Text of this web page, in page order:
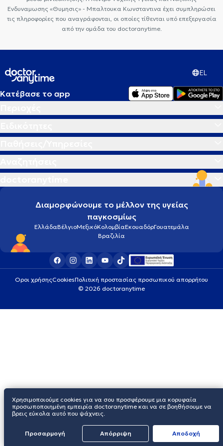
Ενδυναμωσης «Θυμησις» - Μπαλτουκα Κωνσταντινα έχει συμπληρώσει
τις πληροφορίες που αναγράφονται, οι οποίες τίθενται υπό επεξεργασία
από την ομάδα του doctoranytime.
EL
Κατέβασε το app
Διαμορφώνουμε το μέλλον της υγείας
παγκοσμίως
ΕλλάδαΒέλγιοΜεξικόΚολομβίαΕκουαδόρΓουατεμάλα
Βραζιλία
Οροι χρήσηςCookiesΠολιτική προστασίας προσωπικού απορρήτου
© 2026 doctoranytime
Χρησιμοποιούμε cookies για να σου προσφέρουμε μια κορυφαία
προσωποποιημένη εμπειρία doctoranytime και να σε βοηθήσουμε να
βρεις εύκολα αυτό που ψάχνεις.
Προσαρμογή Απόρριψη Aποδοχή